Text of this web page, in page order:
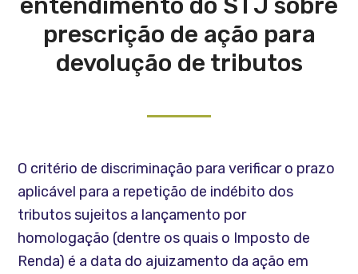
prescrição de ação para
devolução de tributos
O critério de discriminação para verificar o prazo
aplicável para a repetição de indébito dos
tributos sujeitos a lançamento por
homologação (dentre os quais o Imposto de
Renda) é a data do ajuizamento da ação em